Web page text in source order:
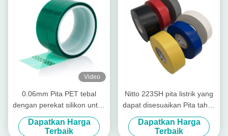
Video
0.06mm Pita PET tebal
dengan perekat silikon untuk
ketahanan suhu tinggi
hingga 200 °C
Dapatkan Harga
Terbaik
Nitto 223SH pita listrik yang
dapat disesuaikan Pita tahan
api terisolasi PVC dengan
perekat karet
Dapatkan Harga
Terbaik